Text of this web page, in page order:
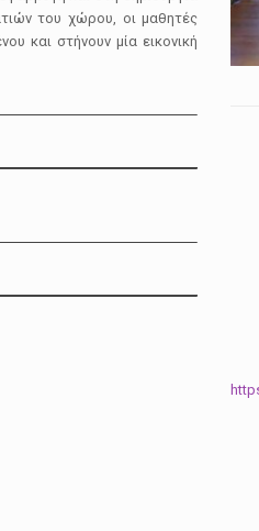
του χώρου, οι μαθητές
και στήνουν μία εικονική